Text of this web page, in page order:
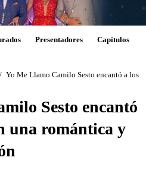
Presentadores Capítulos
/ Yo Me Llamo Camilo Sesto encantó a los
Sesto encantó
una romántica y